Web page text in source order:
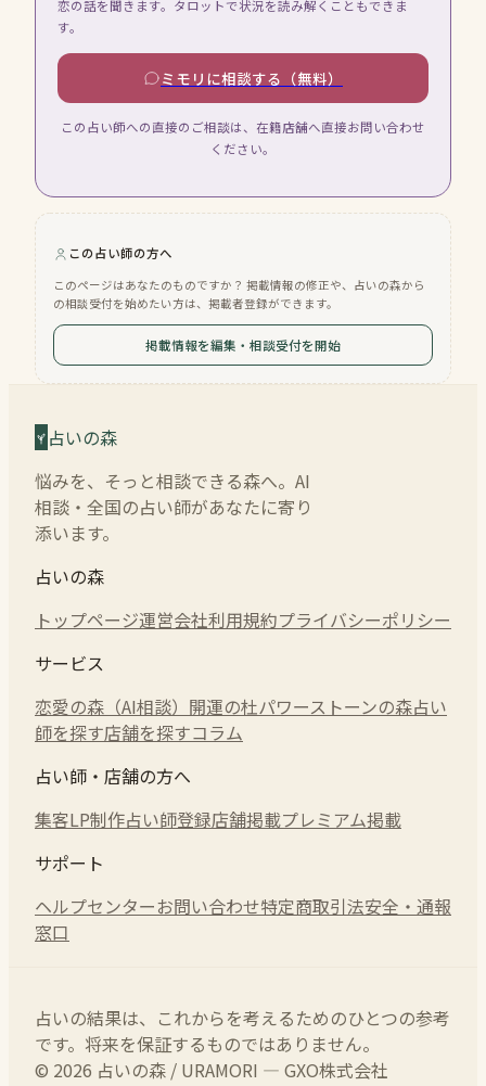
恋の話を聞きます。タロットで状況を読み解くこともできま
す。
ミモリに相談する（無料）
この占い師への直接のご相談は、在籍店舗へ直接お問い合わせ
ください。
この占い師の方へ
このページはあなたのものですか？ 掲載情報の修正や、占いの森から
の相談受付を始めたい方は、掲載者登録ができます。
掲載情報を編集・相談受付を開始
占いの森
悩みを、そっと相談できる森へ。AI
相談・全国の占い師があなたに寄り
添います。
占いの森
トップページ運営会社利用規約プライバシーポリシー
サービス
恋愛の森（AI相談） 開運の杜パワーストーンの森占い
師を探す店舗を探すコラム
占い師・店舗の方へ
集客LP制作占い師登録店舗掲載プレミアム掲載
サポート
ヘルプセンターお問い合わせ特定商取引法安全・通報
窓口
占いの結果は、これからを考えるためのひとつの参考
です。将来を保証するものではありません。
© 2026 占いの森 / URAMORI — GXO株式会社